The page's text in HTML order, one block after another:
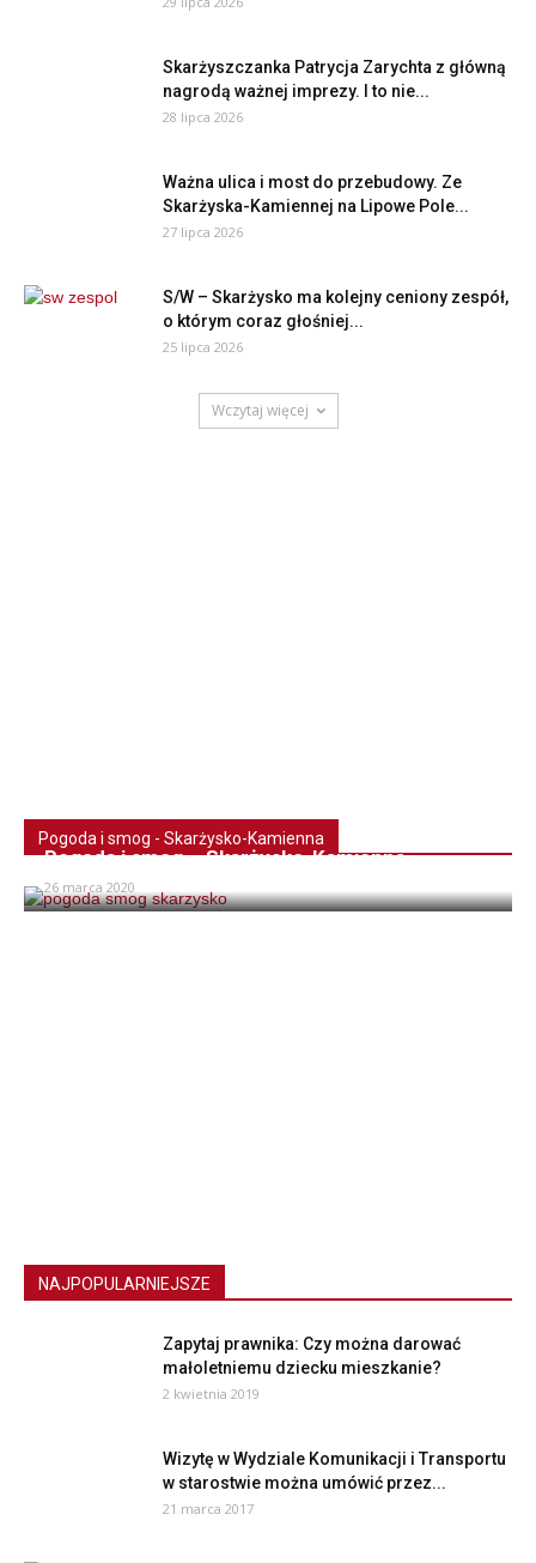
Skarżyszczanka Patrycja Zarychta z główną
nagrodą ważnej imprezy. I to nie...
28 lipca 2026
Ważna ulica i most do przebudowy. Ze
Skarżyska-Kamiennej na Lipowe Pole...
27 lipca 2026
S/W – Skarżysko ma kolejny ceniony zespół,
o którym coraz głośniej...
25 lipca 2026
Wczytaj więcej
Pogoda i smog - Skarżysko-Kamienna
Pogoda i smog – Skarżysko-Kamienna
26 marca 2020
NAJPOPULARNIEJSZE
Zapytaj prawnika: Czy można darować
małoletniemu dziecku mieszkanie?
2 kwietnia 2019
Wizytę w Wydziale Komunikacji i Transportu
w starostwie można umówić przez...
21 marca 2017